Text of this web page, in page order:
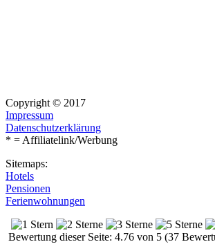
Copyright © 2017
Impressum
Datenschutzerklärung
* = Affiliatelink/Werbung
Sitemaps:
Hotels
Pensionen
Ferienwohnungen
Bewertung dieser Seite: 4.76 von 5 (37